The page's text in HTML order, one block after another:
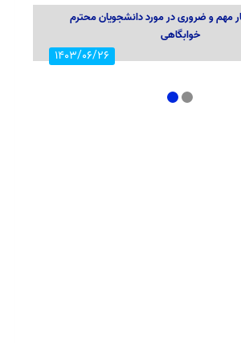
1403/06/26
مهم و ضروری در مورد دانشجویان محترم
خوابگاهی
صرفاً براساس سوابق تحصیلی